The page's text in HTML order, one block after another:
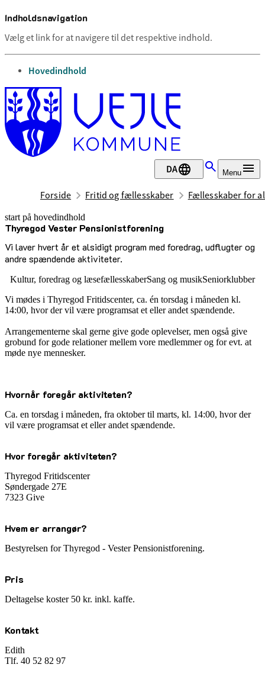
Indholdsnavigation
Vælg et link for at navigere til det respektive indhold.
gå til
Hovedindhold
DA Menu
Forside Fritid og fællesskaber Fællesskaber for
start på hovedindhold
Thyregod Vester Pensionistforening
Vi laver hvert år et alsidigt program med foredrag, udflugter og
andre spændende aktiviteter.
senest opdateret 30. juni 2026
Kultur, foredrag og læsefællesskaberSang og musikSeniorklubber
Vi mødes i Thyregod Fritidscenter, ca. én torsdag i måneden kl.
14:00, hvor der vil være programsat et eller andet spændende.
Arrangementerne skal gerne give gode oplevelser, men også give
grobund for gode relationer mellem vore medlemmer og for evt. at
møde nye mennesker.
Hvornår foregår aktiviteten?
Ca. en torsdag i måneden, fra oktober til marts, kl. 14:00, hvor der
vil være programsat et eller andet spændende.
Hvor foregår aktiviteten?
Thyregod Fritidscenter
Søndergade 27E
7323 Give
Hvem er arrangør?
Bestyrelsen for Thyregod - Vester Pensionistforening.
Pris
Deltagelse koster 50 kr. inkl. kaffe.
Kontakt
Edith
Tlf. 40 52 82 97